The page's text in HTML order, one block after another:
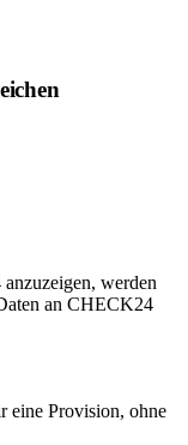
werden
an CHECK24
eine Provision, ohne